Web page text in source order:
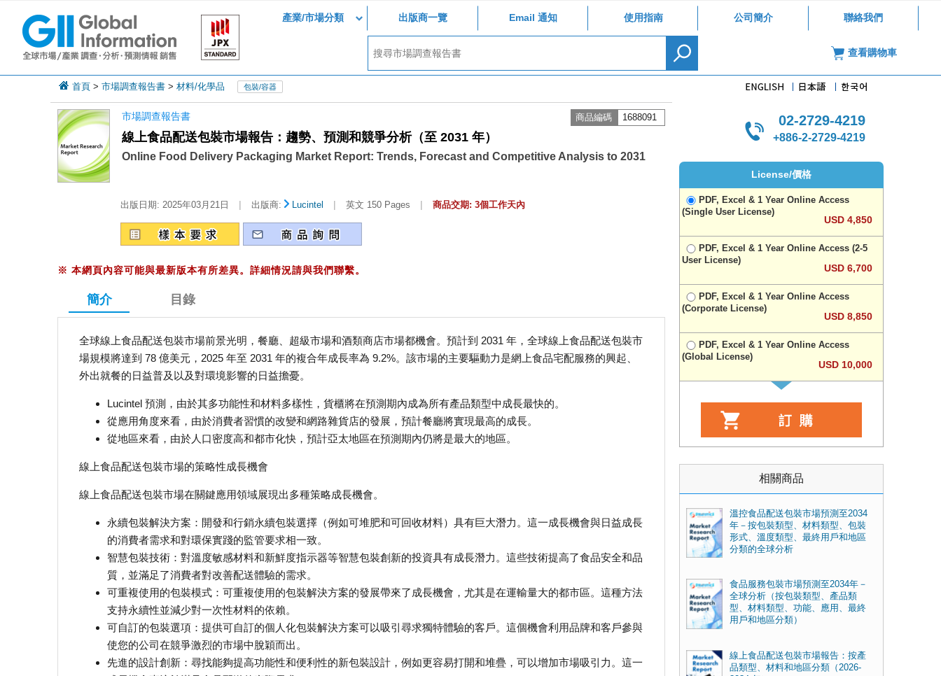
產業/市場分類 出版商一覽 Email 通知 使用指南 公司簡介 聯絡我們
查看購物車
首頁 > 市場調查報告書 > 材料/化學品 包裝/容器
市場調查報告書 商品編碼 1688091
線上食品配送包裝市場報告：趨勢、預測和競爭分析（至 2031 年）
Online Food Delivery Packaging Market Report: Trends, Forecast and Competitive Analysis to 2031
出版日期: 2025年03月21日 | 出版商: Lucintel | 英文 150 Pages | 商品交期: 3個工作天內
※ 本網頁內容可能與最新版本有所差異。詳細情況請與我們聯繫。
簡介 目錄
全球線上食品配送包裝市場前景光明，餐廳、超級市場和酒類商店市場都機會。預計到 2031 年，全球線上食品配送包裝市
場規模將達到 78 億美元，2025 年至 2031 年的複合年成長率為 9.2%。該市場的主要驅動力是網上食品宅配服務的興起、
外出就餐的日益普及以及對環境影響的日益擔憂。
Lucintel 預測，由於其多功能性和材料多樣性，貨櫃將在預測期內成為所有產品類型中成長最快的。
從應用角度來看，由於消費者習慣的改變和網路雜貨店的發展，預計餐廳將實現最高的成長。
從地區來看，由於人口密度高和都市化快，預計亞太地區在預測期內仍將是最大的地區。
線上食品配送包裝市場的策略性成長機會
線上食品配送包裝市場在關鍵應用領域展現出多種策略成長機會。
永續包裝解決方案：開發和行銷永續包裝選擇（例如可堆肥和可回收材料）具有巨大潛力。這一成長機會與日益成長
的消費者需求和對環保實踐的監管要求相一致。
智慧包裝技術：對溫度敏感材料和新鮮度指示器等智慧包裝創新的投資具有成長潛力。這些技術提高了食品安全和品
質，並滿足了消費者對改善配送體驗的需求。
可重複使用的包裝模式：可重複使用的包裝解決方案的發展帶來了成長機會，尤其是在運輸量大的都市區。這種方法
支持永續性並減少對一次性材料的依賴。
可自訂的包裝選項：提供可自訂的個人化包裝解決方案可以吸引尋求獨特體驗的客戶。這個機會利用品牌和客戶參與
使您的公司在競爭激烈的市場中脫穎而出。
先進的設計創新：尋找能夠提高功能性和便利性的新包裝設計，例如更容易打開和堆疊，可以增加市場吸引力。這一
02-2729-4219
+886-2-2729-4219
License/價格
PDF, Excel & 1 Year Online Access
(Single User License)
USD 4,850
PDF, Excel & 1 Year Online Access (2-5
User License)
USD 6,700
PDF, Excel & 1 Year Online Access
(Corporate License)
USD 8,850
PDF, Excel & 1 Year Online Access
(Global License)
USD 10,000
相關商品
溫控食品配送包裝市場預測至2034
年－按包裝類型、材料類型、包裝
形式、溫度類型、最終用戶和地區
分類的全球分析
食品服務包裝市場預測至2034年－
全球分析（按包裝類型、產品類
型、材料類型、功能、應用、最終
用戶和地區分類）
線上食品配送包裝市場報告：按產
品類型、材料和地區分類（2026-